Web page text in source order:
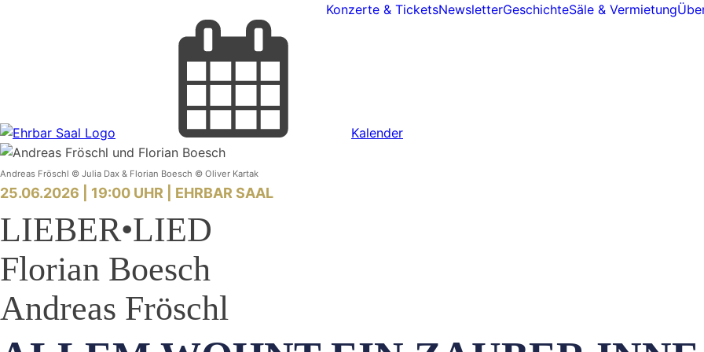
Konzerte & TicketsNewsletterGeschichteSäle & Vermietung
Kalender
Andreas Fröschl © Julia Dax & Florian Boesch © Oliver Kartak
25.06.2026 | 19:00 UHR | EHRBAR SAAL
LIEBER•LIED
Florian Boesch
Andreas Fröschl